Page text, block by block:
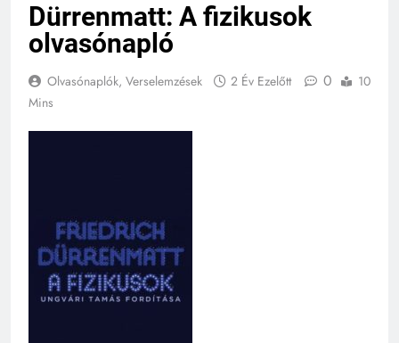
Dürrenmatt: A fizikusok
olvasónapló
Olvasónaplók, Verselemzések 2 Év Ezelőtt 0
10
Mins